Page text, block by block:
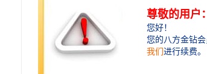
汉国中心租赁中心 汉国中心简介
大厦名称：汉国中心
项目名称：推广名称“汉国中心”、简称